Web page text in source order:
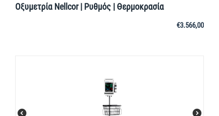
Οξυμετρία Nellcor | Ρυθμός | Θερμοκρασία
€3.566,00